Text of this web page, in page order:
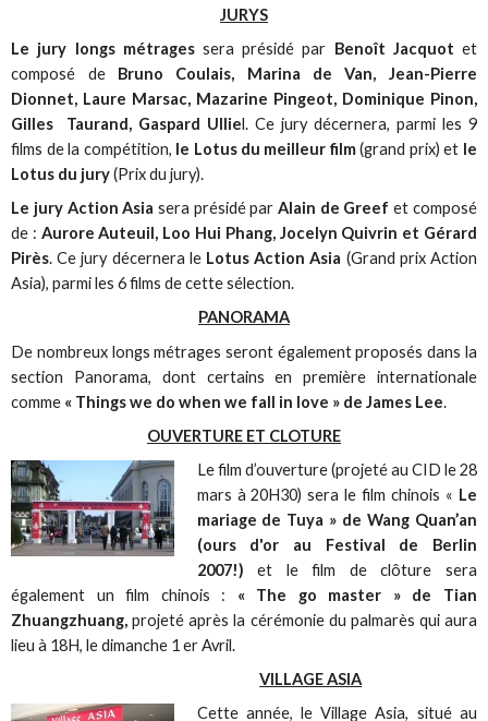
JURYS
Le jury longs métragessera présidé par Benoît Jacquot et
composé de Bruno Coulais, Marina de Van, Jean-Pierre
Dionnet, Laure Marsac, Mazarine Pingeot, Dominique Pinon,
Gilles Taurand, Gaspard Ulliel. Ce jury décernera, parmi les 9
films de la compétition, le Lotus du meilleur film(grand prix) et le
Lotus du jury(Prix du jury).
Le jury Action Asia sera présidé parAlain de Greef et composé
de : Aurore Auteuil, Loo Hui Phang, Jocelyn Quivrin et Gérard
Pirès. Ce jury décernera le Lotus Action Asia (Grand prix Action
Asia), parmi les 6 films de cette sélection.
PANORAMA
De nombreux longs métrages seront également proposés dans la
section Panorama, dont certains en première internationale
comme « Things we do when we fall in love » de James Lee.
OUVERTURE ET CLOTURE
Le film d’ouverture (projeté au CID le 28
mars à 20H30) sera le film chinois « Le
mariage de Tuya » de Wang Quan’an
(ours d'or au Festival de Berlin
2007!) et le film de clôture sera
également un film chinois : « The go master » de Tian
Zhuangzhuang, projeté après la cérémonie du palmarès qui aura
lieu à 18H, le dimanche 1 er Avril.
VILLAGE ASIA
Cette année, le Village Asia, situé au